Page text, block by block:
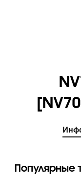
Популярные